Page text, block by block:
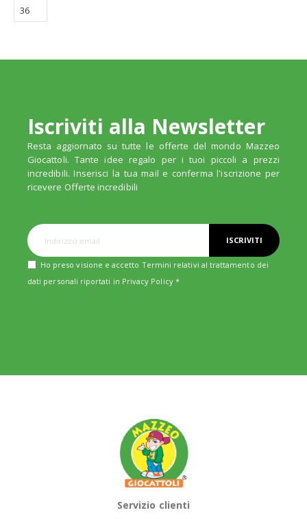
Iscriviti alla Newsletter
Resta aggiornato su tutte le offerte del mondo Mazzeo
Giocattoli. Tante idee regalo per i tuoi piccoli a prezzi
incredibili. Inserisci la tua mail e conferma l'iscrizione per
ricevere Offerte incredibili
ISCRIVITI
Ho preso visione e accetto Termini relativi al trattamento dei
dati personali riportati in Privacy Policy*
Servizio clienti